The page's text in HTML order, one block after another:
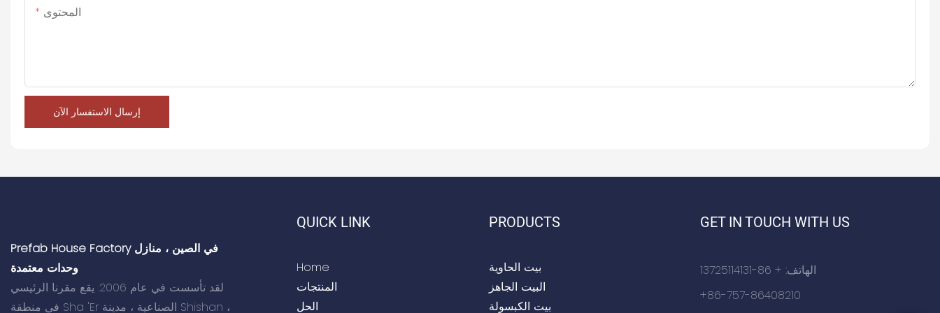
المحتوى
إرسال الاستفسار الآن
Prefab House Factory في الصين ، منازل
وحدات معتمدة
لقد تأسست في عام 2006. يقع مقرنا الرئيسي
في منطقة Sha 'Er الصناعية ، مدينة Shishan ،
QUICK LINK
Home
المنتجات
الحل
PRODUCTS
بيت الحاوية
البيت الجاهز
بيت الكبسولة
GET IN TOUCH WITH US
الهاتف: + 86-13725114131
+86-757-86408210